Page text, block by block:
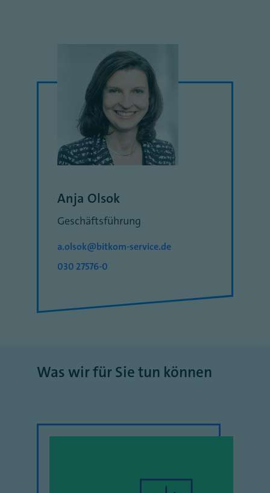
Anja Olsok
Geschäftsführung
a.olsok@bitkom-service.de
030 27576-0
Was wir für Sie tun können